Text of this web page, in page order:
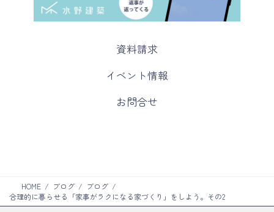
資料請求
イベント情報
お問合せ
HOME ブログ
ブログ
合理的に暮らせる「家事がラクになる家づくり」をしよう。その2